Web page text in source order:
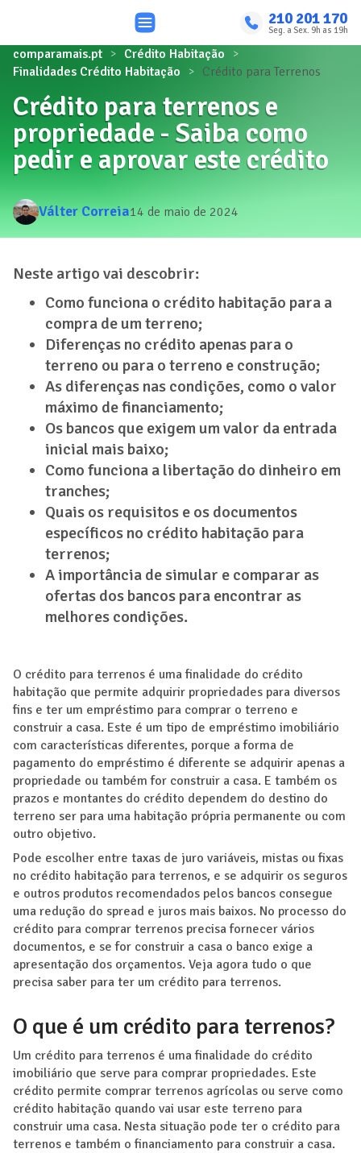
210 201 170
Seg. a Sex. 9h as 19h
comparamais.pt
Crédito Habitação
Finalidades Crédito Habitação
Crédito para Terrenos
Crédito para terrenos e
propriedade - Saiba como
pedir e aprovar este crédito
Válter Correia14 de maio de 2024
Neste artigo vai descobrir:
Como funciona o crédito habitação para a
compra de um terreno;
Diferenças no crédito apenas para o
terreno ou para o terreno e construção;
As diferenças nas condições, como o valor
máximo de financiamento;
Os bancos que exigem um valor da entrada
inicial mais baixo;
Como funciona a libertação do dinheiro em
tranches;
Quais os requisitos e os documentos
específicos no crédito habitação para
terrenos;
A importância de simular e comparar as
ofertas dos bancos para encontrar as
melhores condições.
O crédito para terrenos é uma finalidade do crédito
habitação que permite adquirir propriedades para diversos
fins e ter um empréstimo para comprar o terreno e
construir a casa. Este é um tipo de empréstimo imobiliário
com características diferentes, porque a forma de
pagamento do empréstimo é diferente se adquirir apenas a
propriedade ou também for construir a casa. E também os
prazos e montantes do crédito dependem do destino do
terreno ser para uma habitação própria permanente ou com
outro objetivo.
Pode escolher entre taxas de juro variáveis, mistas ou fixas
no crédito habitação para terrenos, e se adquirir os seguros
e outros produtos recomendados pelos bancos consegue
uma redução do spread e juros mais baixos. No processo do
crédito para comprar terrenos precisa fornecer vários
documentos, e se for construir a casa o banco exige a
apresentação dos orçamentos. Veja agora tudo o que
precisa saber para ter um crédito para terrenos.
O que é um crédito para terrenos?
Um crédito para terrenos é uma finalidade do crédito
imobiliário que serve para comprar propriedades. Este
crédito permite comprar terrenos agrícolas ou serve como
crédito habitação quando vai usar este terreno para
construir uma casa. Nesta situação pode ter o crédito para
terrenos e também o financiamento para construir a casa.